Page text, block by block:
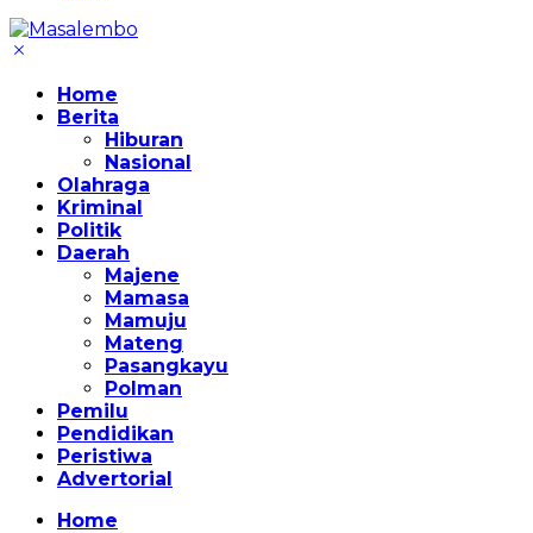
Home
Berita
Hiburan
Nasional
Olahraga
Kriminal
Politik
Daerah
Majene
Mamasa
Mamuju
Mateng
Pasangkayu
Polman
Pemilu
Pendidikan
Peristiwa
Advertorial
Home